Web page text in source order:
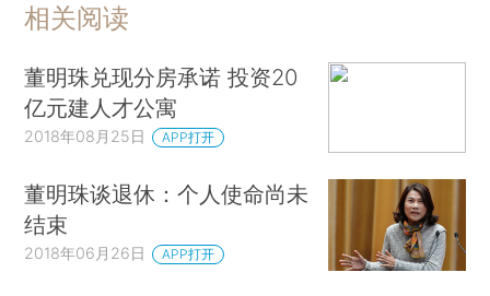
相关阅读
董明珠兑现分房承诺 投资20
亿元建人才公寓
2018年08月25日 APP打开
董明珠谈退休：个人使命尚未
结束
2018年06月26日 APP打开